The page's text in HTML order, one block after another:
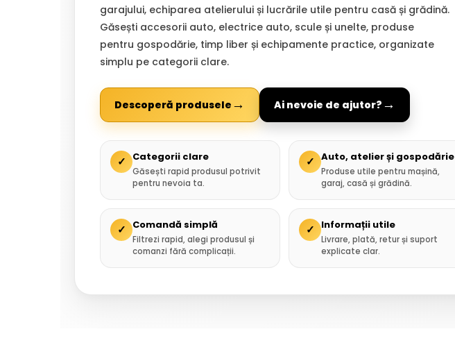
garajului, echiparea atelierului și lucrările utile pentru casă și grădină.
Găsești accesorii auto, electrice auto, scule și unelte, produse
pentru gospodărie, timp liber și echipamente practice, organizate
simplu pe categorii clare.
Descoperă produsele → Ai nevoie de ajutor? →
✓ Categorii clare
Găsești rapid produsul potrivit
pentru nevoia ta.
✓ Auto, atelier și gospodărie
Produse utile pentru mașină,
garaj, casă și grădină.
✓ Comandă simplă
Filtrezi rapid, alegi produsul și
comanzi fără complicații.
✓ Informații utile
Livrare, plată, retur și suport
explicate clar.